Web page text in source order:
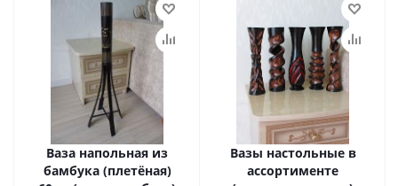
Ваза напольная из
бамбука (плетёная)
Вазы настольные в
ассортименте